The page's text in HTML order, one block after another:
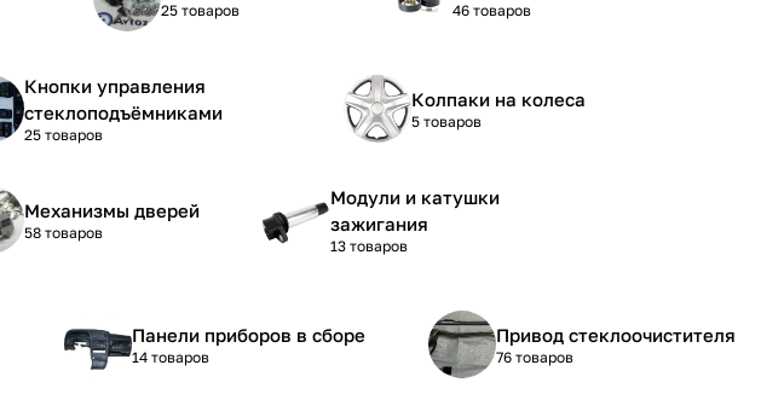
25 товаров 46 товаров
Кнопки управления
стеклоподъёмниками
25 товаров
Колпаки на колеса
5 товаров
Механизмы дверей
58 товаров
Модули и катушки
зажигания
13 товаров
Панели приборов в сборе
14 товаров
Привод стеклоочистителя
76 товаров